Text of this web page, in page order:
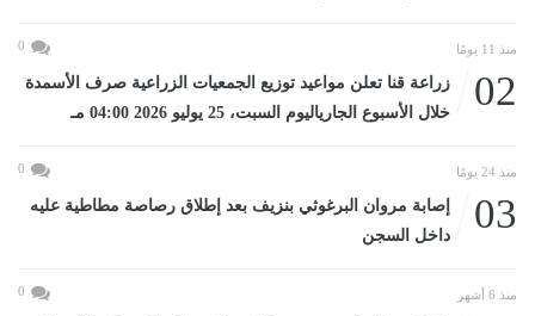
منذ 11 يومًا 0
02
زراعة قنا تعلن مواعيد توزيع الجمعيات الزراعية صرف الأسمدة
خلال الأسبوع الجارياليوم السبت، 25 يوليو 2026 04:00 مـ
منذ 24 يومًا 0
03
إصابة مروان البرغوثي بنزيف بعد إطلاق رصاصة مطاطية عليه
داخل السجن
منذ 6 أشهر 0